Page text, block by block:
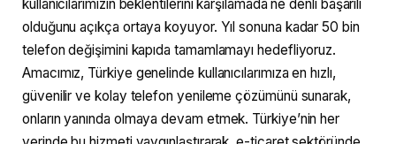
kullanıcılarımızın beklentilerini karşılamada ne denli başarılı
olduğunu açıkça ortaya koyuyor. Yıl sonuna kadar 50 bin
telefon değişimini kapıda tamamlamayı hedefliyoruz.
Amacımız, Türkiye genelinde kullanıcılarımıza en hızlı,
güvenilir ve kolay telefon yenileme çözümünü sunarak,
onların yanında olmaya devam etmek. Türkiye’nin her